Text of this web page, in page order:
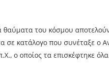
θαύματα του κόσμου
σε κατάλογο που συνέταξε ο
ο οποίος τα επισκέφτηκε